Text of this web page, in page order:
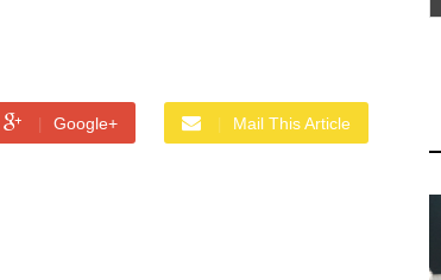
Google+ Mail This Article